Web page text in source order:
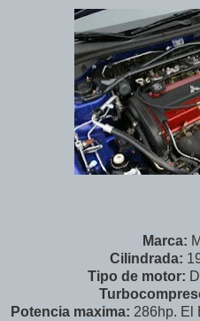
Marca:
Cilindrada:
Tipo de motor:
Potencia maxima: 286hp. El